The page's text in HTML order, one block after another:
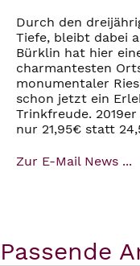
Durch den
Tiefe, bleibt dabei
Bürklin hat hier
charmantesten
monumentaler
schon jetzt ein
Trinkfreude.
nur 21,95€ statt
Zur E-Mail News ...
Passende